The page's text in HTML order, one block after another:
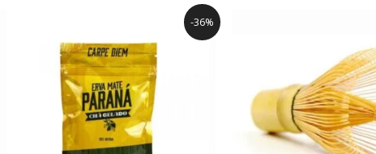
-36%
was:
12.40€.
is:
7.99€.